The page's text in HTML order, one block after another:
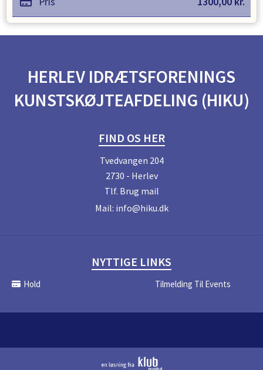
HERLEV IDRÆTSFORENINGS
KUNSTSKØJTEAFDELING (HIKU)
FIND OS HER
Tvedvangen 204
2730 - Herlev
Tlf. Brug mail
Mail: info@hiku.dk
NYTTIGE LINKS
Hold Tilmelding Til Events